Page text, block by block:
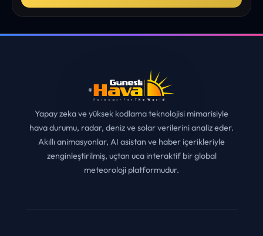
Yapay zeka ve yüksek kodlama teknolojisi mimarisiyle
hava durumu, radar, deniz ve solar verilerini analiz eder.
Akıllı animasyonlar, AI asistan ve haber içerikleriyle
zenginleştirilmiş, uçtan uca interaktif bir global
meteoroloji platformudur.